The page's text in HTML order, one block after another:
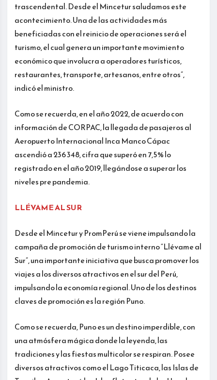
trascendental. Desde el Mincetur saludamos este
acontecimiento. Una de las actividades más
beneficiadas con el reinicio de operaciones será el
turismo, el cual genera un importante movimiento
económico que involucra a operadores turísticos,
restaurantes, transporte, artesanos, entre otros”,
indicó el ministro.
Como se recuerda, en el año 2022, de acuerdo con
información de CORPAC, la llegada de pasajeros al
Aeropuerto Internacional Inca Manco Cápac
ascendió a 236 348, cifra que superó en 7,5% lo
registrado en el año 2019, llegándose a superar los
niveles pre pandemia.
LLÉVAME AL SUR
Desde el Mincetur y PromPerú se viene impulsando la
campaña de promoción de turismo interno “Llévame al
Sur”, una importante iniciativa que busca promover los
viajes a los diversos atractivos en el sur del Perú,
impulsando la economía regional. Uno de los destinos
claves de promoción es la región Puno.
Como se recuerda, Puno es un destino imperdible, con
una atmósfera mágica donde la leyenda, las
tradiciones y las fiestas multicolor se respiran. Posee
diversos atractivos como el Lago Titicaca, las Islas de